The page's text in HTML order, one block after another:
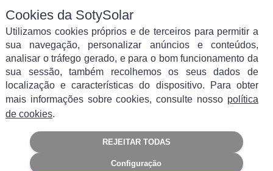
Filtrar por categoria
Autoconsumo
Painéis Solares Poupança
Cookies da SotySolar
Utilizamos cookies próprios e de terceiros para permitir a
sua navegação, personalizar anúncios e conteúdos,
analisar o tráfego gerado, e para o bom funcionamento da
sua sessão, também recolhemos os seus dados de
localização e características do dispositivo. Para obter
mais informações sobre cookies, consulte nosso política
de cookies.
REJEITAR TODAS
Configuração